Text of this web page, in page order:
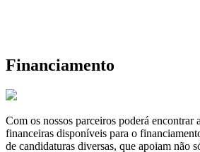
Financiamento
Com os nossos parceiros poderá encontrar
financeiras disponíveis para o
de candidaturas diversas, que apoiam não